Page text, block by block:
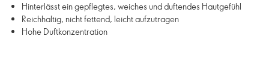
Hinterlässt ein gepflegtes, weiches und duftendes Hautgefühl
Reichhaltig, nicht fettend, leicht aufzutragen
Hohe Duftkonzentration